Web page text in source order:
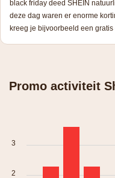
black friday deed SHEIN
deze dag waren er enorme
kreeg je bijvoorbeeld een
Promo activiteit
3
2